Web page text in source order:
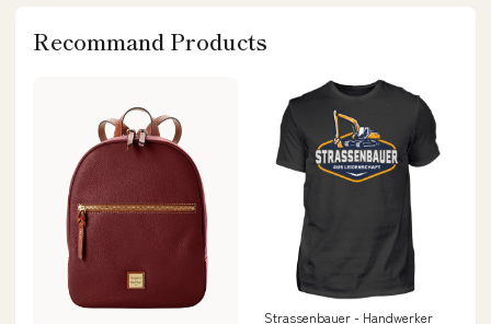
Recommand Products
Strassenbauer - Handwerker